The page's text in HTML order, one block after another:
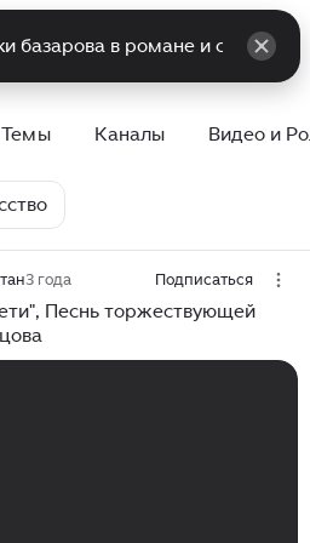
Темы Каналы Видео и
3 года Подписаться
Песнь торжествующей